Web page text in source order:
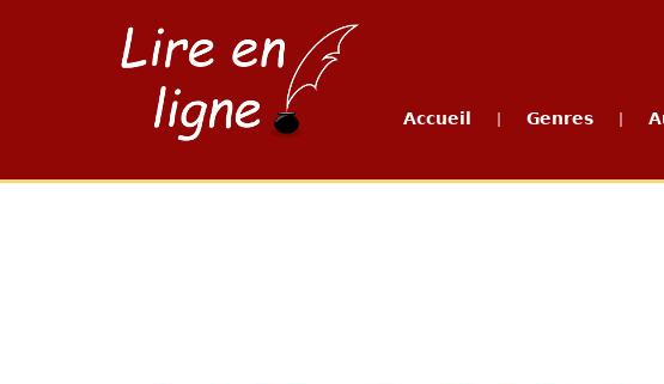
Accueil Genres